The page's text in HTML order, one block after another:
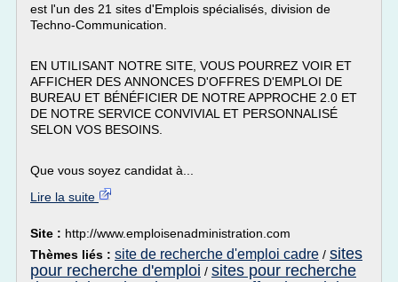
est l'un des 21 sites d'Emplois spécialisés, division de
Techno-Communication.
EN UTILISANT NOTRE SITE, VOUS POURREZ VOIR ET
AFFICHER DES ANNONCES D'OFFRES D'EMPLOI DE
BUREAU ET BÉNÉFICIER DE NOTRE APPROCHE 2.0 ET
DE NOTRE SERVICE CONVIVIAL ET PERSONNALISÉ
SELON VOS BESOINS.
Que vous soyez candidat à...
Lire la suite
Site : http://www.emploisenadministration.com
Thèmes liés : site de recherche d'emploi cadre / sites
pour recherche d'emploi / sites pour recherche